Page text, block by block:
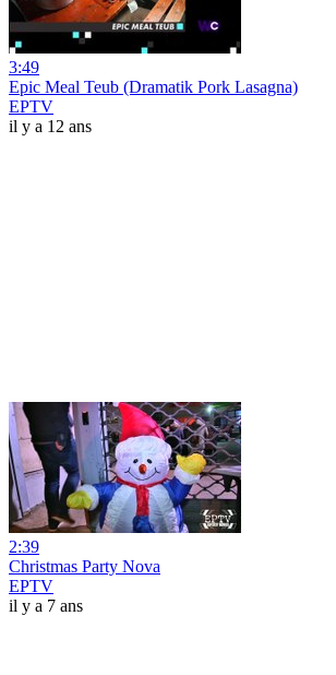
3:49
Epic Meal Teub (Dramatik Pork Lasagna)
EPTV
il y a 12 ans
2:39
Christmas Party Nova
EPTV
il y a 7 ans